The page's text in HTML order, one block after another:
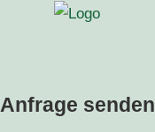
Anfrage senden